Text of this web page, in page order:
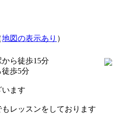
地図の表示あり ）
ら徒歩15分
ら徒歩5分
ます
レッスンをしております